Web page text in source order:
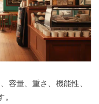
容量、重さ、機能性、
。